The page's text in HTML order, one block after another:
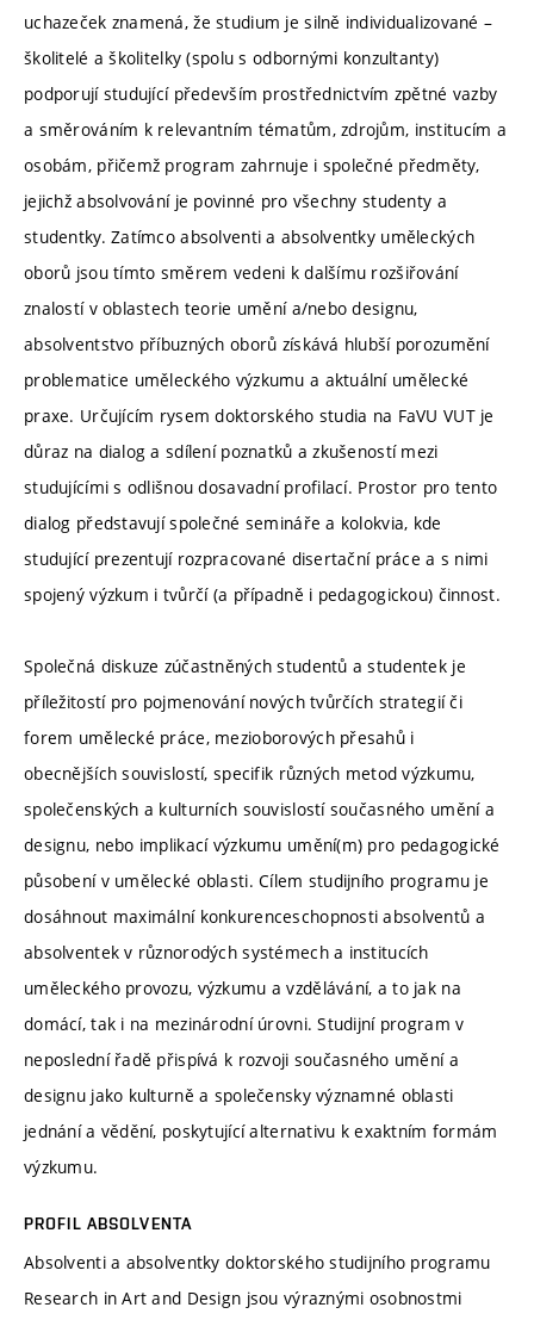
uchazeček znamená, že studium je silně individualizované –
školitelé a školitelky (spolu s odbornými konzultanty)
podporují studující především prostřednictvím zpětné vazby
a směrováním k relevantním tématům, zdrojům, institucím a
osobám, přičemž program zahrnuje i společné předměty,
jejichž absolvování je povinné pro všechny studenty a
studentky. Zatímco absolventi a absolventky uměleckých
oborů jsou tímto směrem vedeni k dalšímu rozšiřování
znalostí v oblastech teorie umění a/nebo designu,
absolventstvo příbuzných oborů získává hlubší porozumění
problematice uměleckého výzkumu a aktuální umělecké
praxe. Určujícím rysem doktorského studia na FaVU VUT je
důraz na dialog a sdílení poznatků a zkušeností mezi
studujícími s odlišnou dosavadní profilací. Prostor pro tento
dialog představují společné semináře a kolokvia, kde
studující prezentují rozpracované disertační práce a s nimi
spojený výzkum i tvůrčí (a případně i pedagogickou) činnost.
Společná diskuze zúčastněných studentů a studentek je
příležitostí pro pojmenování nových tvůrčích strategií či
forem umělecké práce, mezioborových přesahů i
obecnějších souvislostí, specifik různých metod výzkumu,
společenských a kulturních souvislostí současného umění a
designu, nebo implikací výzkumu umění(m) pro pedagogické
působení v umělecké oblasti. Cílem studijního programu je
dosáhnout maximální konkurenceschopnosti absolventů a
absolventek v různorodých systémech a institucích
uměleckého provozu, výzkumu a vzdělávání, a to jak na
domácí, tak i na mezinárodní úrovni. Studijní program v
neposlední řadě přispívá k rozvoji současného umění a
designu jako kulturně a společensky významné oblasti
jednání a vědění, poskytující alternativu k exaktním formám
výzkumu.
PROFIL ABSOLVENTA
Absolventi a absolventky doktorského studijního programu
Research in Art and Design jsou výraznými osobnostmi